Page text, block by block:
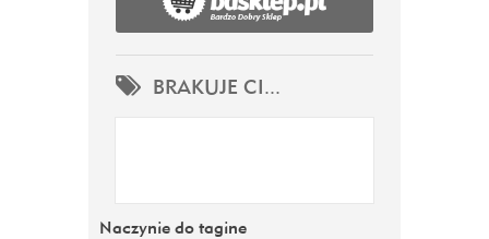
BRAKUJE CI...
Naczynie do tagine